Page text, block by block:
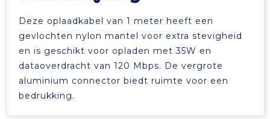
Deze oplaadkabel van 1 meter heeft een
gevlochten nylon mantel voor extra stevigheid
en is geschikt voor opladen met 35W en
dataoverdracht van 120 Mbps. De vergrote
aluminium connector biedt ruimte voor een
bedrukking.